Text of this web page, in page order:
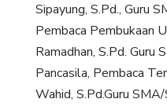
Sipayung, S.Pd., Guru
Pembaca Pembukaan
Ramadhan, S.Pd. Guru
Pancasila, Pembaca
Wahid, S.Pd.Guru